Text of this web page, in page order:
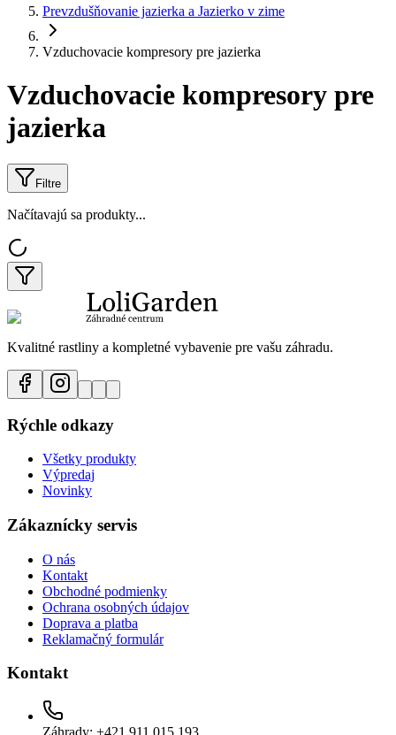
Prevzdušňovanie jazierka a Jazierko v zime
Vzduchovacie kompresory pre jazierka
Vzduchovacie kompresory pre
jazierka
Filtre
Načítavajú sa produkty...
Kvalitné rastliny a kompletné vybavenie pre vašu záhradu.
Rýchle odkazy
Všetky produkty
Výpredaj
Novinky
Zákaznícky servis
O nás
Kontakt
Obchodné podmienky
Ochrana osobných údajov
Doprava a platba
Reklamačný formulár
Kontakt